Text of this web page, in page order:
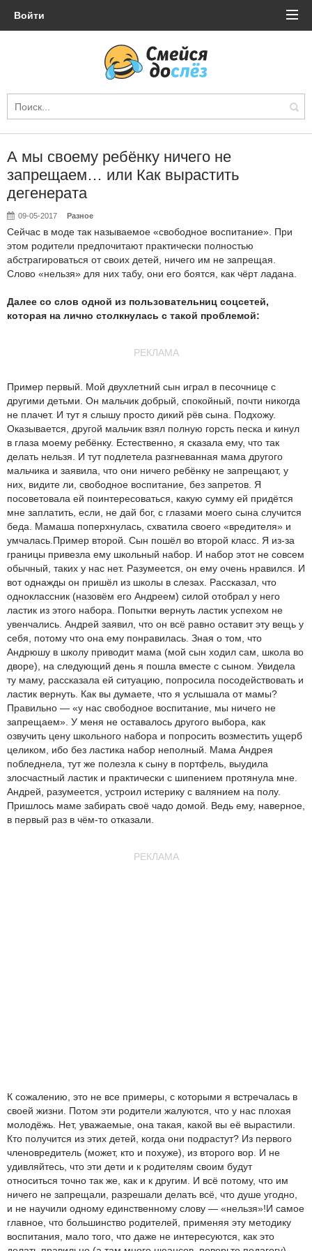
Войти
А мы своему ребёнку ничего не
запрещаем… или Как вырастить
дегенерата
09-05-2017 Разное
Сейчас в моде так называемое «свободное воспитание». При
этом родители предпочитают практически полностью
абстрагироваться от своих детей, ничего им не запрещая.
Слово «нельзя» для них табу, они его боятся, как чёрт ладана.
Далее со слов одной из пользовательниц соцсетей,
которая на лично столкнулась с такой проблемой:
РЕКЛАМА
Пример первый. Мой двухлетний сын играл в песочнице с
другими детьми. Он мальчик добрый, спокойный, почти никогда
не плачет. И тут я слышу просто дикий рёв сына. Подхожу.
Оказывается, другой мальчик взял полную горсть песка и кинул
в глаза моему ребёнку. Естественно, я сказала ему, что так
делать нельзя. И тут подлетела разгневанная мама другого
мальчика и заявила, что они ничего ребёнку не запрещают, у
них, видите ли, свободное воспитание, без запретов. Я
посоветовала ей поинтересоваться, какую сумму ей придётся
мне заплатить, если, не дай бог, с глазами моего сына случится
беда. Мамаша поперхнулась, схватила своего «вредителя» и
умчалась.Пример второй. Сын пошёл во второй класс. Я из-за
границы привезла ему школьный набор. И набор этот не совсем
обычный, таких у нас нет. Разумеется, он ему очень нравился. И
вот однажды он пришёл из школы в слезах. Рассказал, что
одноклассник (назовём его Андреем) силой отобрал у него
ластик из этого набора. Попытки вернуть ластик успехом не
увенчались. Андрей заявил, что он всё равно оставит эту вещь у
себя, потому что она ему понравилась. Зная о том, что
Андрюшу в школу приводит мама (мой сын ходил сам, школа во
дворе), на следующий день я пошла вместе с сыном. Увидела
ту маму, рассказала ей ситуацию, попросила посодействовать и
ластик вернуть. Как вы думаете, что я услышала от мамы?
Правильно — «у нас свободное воспитание, мы ничего не
запрещаем». У меня не оставалось другого выбора, как
озвучить цену школьного набора и попросить возместить ущерб
целиком, ибо без ластика набор неполный. Мама Андрея
побледнела, тут же полезла к сыну в портфель, выудила
злосчастный ластик и практически с шипением протянула мне.
Андрей, разумеется, устроил истерику с валянием на полу.
Пришлось маме забирать своё чадо домой. Ведь ему, наверное,
в первый раз в чём-то отказали.
РЕКЛАМА
К сожалению, это не все примеры, с которыми я встречалась в
своей жизни. Потом эти родители жалуются, что у нас плохая
молодёжь. Нет, уважаемые, она такая, какой вы её вырастили.
Кто получится из этих детей, когда они подрастут? Из первого
членовредитель (может, кто и похуже), из второго вор. И не
удивляйтесь, что эти дети и к родителям своим будут
относиться точно так же, как и к другим. И всё потому, что им
ничего не запрещали, разрешали делать всё, что душе угодно,
и не научили одному единственному слову — «нельзя»!И самое
главное, что большинство родителей, применяя эту методику
воспитания, мало того, что даже не интересуются, как это